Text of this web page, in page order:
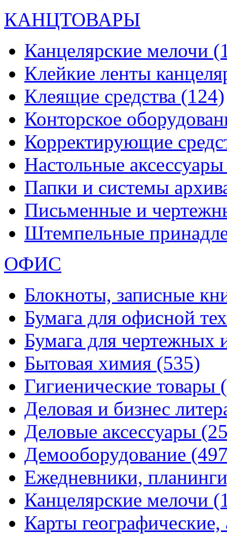
КАНЦТОВАРЫ
Канцелярские мелочи
Клейкие ленты
Клеящие средства (124)
Конторское
Корректирующие
Настольные
Папки и системы
Письменные и
Штемпельные
ОФИС
Блокноты, записные
Бумага для офисной
Бумага для чертежных
Бытовая химия (535)
Гигиенические товары
Деловая и бизнес
Деловые аксессуары
Демооборудование
Ежедневники,
Канцелярские мелочи
Карты